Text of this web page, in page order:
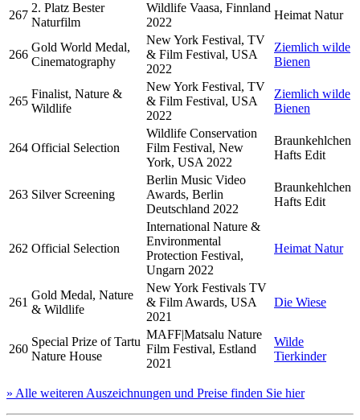
267
2. Platz Bester
Naturfilm
Wildlife Vaasa, Finnland
2022
Heimat Natur
266
Gold World Medal,
Cinematography
New York Festival, TV
& Film Festival, USA
2022
Ziemlich wilde
Bienen
265
Finalist, Nature &
Wildlife
New York Festival, TV
& Film Festival, USA
2022
Ziemlich wilde
Bienen
264 Official Selection
Wildlife Conservation
Film Festival, New
York, USA 2022
Braunkehlchen
Hafts Edit
263 Silver Screening
Berlin Music Video
Awards, Berlin
Deutschland 2022
Braunkehlchen
Hafts Edit
262 Official Selection
International Nature &
Environmental
Protection Festival,
Ungarn 2022
Heimat Natur
261
Gold Medal, Nature
& Wildlife
New York Festivals TV
& Film Awards, USA
2021
Die Wiese
260
Special Prize of Tartu
Nature House
MAFF|Matsalu Nature
Film Festival, Estland
2021
Wilde
Tierkinder
» Alle weiteren Auszeichnungen und Preise finden Sie hier